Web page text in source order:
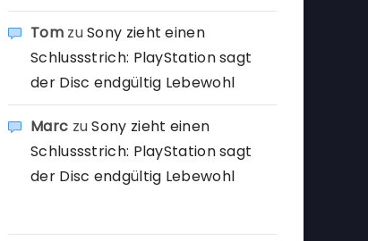
TomzuSony zieht einen
Schlussstrich: PlayStation sagt
der Disc endgültig Lebewohl
Marc zuSony zieht einen
Schlussstrich: PlayStation sagt
der Disc endgültig Lebewohl